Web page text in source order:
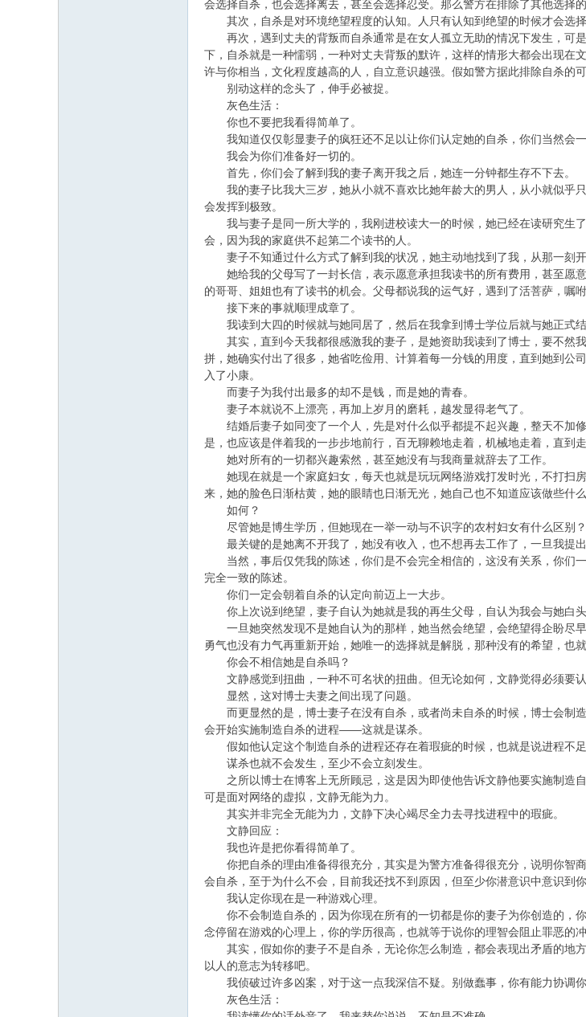
会选择自杀，也会选择离去，甚至会选择忍受。那么警方在排除了其他选择
其次，自杀是对环境绝望程度的认知。人只有认知到绝望的时候才会选
再次，遇到丈夫的背叛而自杀通常是在女人孤立无助的情况下发生，可
下，自杀就是一种懦弱，一种对丈夫背叛的默许，这样的情形大都会出现
许与你相当，文化程度越高的人，自立意识越强。假如警方据此排除自杀的
别动这样的念头了，伸手必被捉。
灰色生活：
你也不要把我看得简单了。
我知道仅仅彰显妻子的疯狂还不足以让你们认定她的自杀，你们当然会一
我会为你们准备好一切的。
首先，你们会了解到我的妻子离开我之后，她连一分钟都生存不下去。
我的妻子比我大三岁，她从小就不喜欢比她年龄大的男人，从小就似乎
会发挥到极致。
我与妻子是同一所大学的，我刚进校读大一的时候，她已经在读研究生
会，因为我的家庭供不起第二个读书的人。
妻子不知通过什么方式了解到我的状况，她主动地找到了我，从那一刻开
她给我的父母写了一封长信，表示愿意承担我读书的所有费用，甚至愿
的哥哥、姐姐也有了读书的机会。父母都说我的运气好，遇到了活菩萨，嘱
接下来的事就顺理成章了。
我读到大四的时候就与她同居了，然后在我拿到博士学位后就与她正式
其实，直到今天我都很感激我的妻子，是她资助我读到了博士，要不然
拼，她确实付出了很多，她省吃俭用、计算着每一分钱的用度，直到她到
入了小康。
而妻子为我付出最多的却不是钱，而是她的青春。
妻子本就说不上漂亮，再加上岁月的磨耗，越发显得老气了。
结婚后妻子如同变了一个人，先是对什么似乎都提不起兴趣，整天不加
是，也应该是伴着我的一步步地前行，百无聊赖地走着，机械地走着，直到走
她对所有的一切都兴趣索然，甚至她没有与我商量就辞去了工作。
她现在就是一个家庭妇女，每天也就是玩玩网络游戏打发时光，不打扫
来，她的脸色日渐枯黄，她的眼睛也日渐无光，她自己也不知道应该做些什么
如何？
尽管她是博生学历，但她现在一举一动与不识字的农村妇女有什么区别？
最关键的是她离不开我了，她没有收入，也不想再去工作了，一旦我提
当然，事后仅凭我的陈述，你们是不会完全相信的，这没有关系，你们
完全一致的陈述。
你们一定会朝着自杀的认定向前迈上一大步。
你上次说到绝望，妻子自认为她就是我的再生父母，自认为我会与她白头
一旦她突然发现不是她自认为的那样，她当然会绝望，会绝望得企盼尽
勇气也没有力气再重新开始，她唯一的选择就是解脱，那种没有的希望，也
你会不相信她是自杀吗？
文静感觉到扭曲，一种不可名状的扭曲。但无论如何，文静觉得必须要认
显然，这对博士夫妻之间出现了问题。
而更显然的是，博士妻子在没有自杀，或者尚未自杀的时候，博士会制
会开始实施制造自杀的进程——这就是谋杀。
假如他认定这个制造自杀的进程还存在着瑕疵的时候，也就是说进程不足
谋杀也就不会发生，至少不会立刻发生。
之所以博士在博客上无所顾忌，这是因为即使他告诉文静他要实施制造
可是面对网络的虚拟，文静无能为力。
其实并非完全无能为力，文静下决心竭尽全力去寻找进程中的瑕疵。
文静回应：
我也许是把你看得简单了。
你把自杀的理由准备得很充分，其实是为警方准备得很充分，说明你智
会自杀，至于为什么不会，目前我还找不到原因，但至少你潜意识中意识到
我认定你现在是一种游戏心理。
你不会制造自杀的，因为你现在所有的一切都是你的妻子为你创造的，
念停留在游戏的心理上，你的学历很高，也就等于说你的理智会阻止罪恶的
其实，假如你的妻子不是自杀，无论你怎么制造，都会表现出矛盾的地
以人的意志为转移吧。
我侦破过许多凶案，对于这一点我深信不疑。别做蠢事，你有能力协调你
灰色生活：